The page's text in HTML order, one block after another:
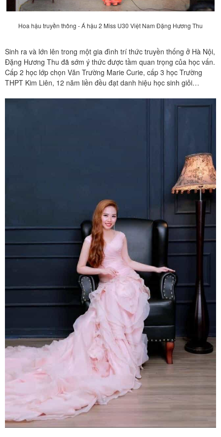
Hoa hậu truyền thông - Á hậu 2 Miss U30 Việt Nam Đặng Hương Thu
Sinh ra và lớn lên trong một gia đình trí thức truyền thống ở Hà Nội,
Đặng Hương Thu đã sớm ý thức được tầm quan trọng của học vấn.
Cấp 2 học lớp chọn Văn Trường Marie Curie, cấp 3 học Trường
THPT Kim Liên, 12 năm liền đều đạt danh hiệu học sinh giỏi…